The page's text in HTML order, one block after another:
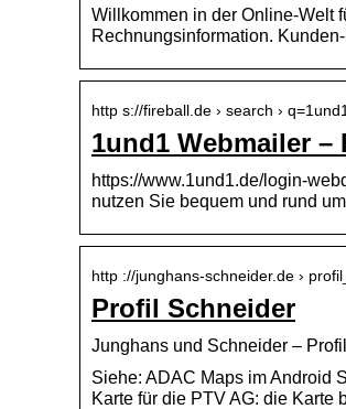
Willkommen in der Online-Welt
Rechnungsinformation.
http s://fireball.de › search ›
1und1 Webmailer –
https://www.1und1.de/login-
nutzen Sie bequem und rund
http ://junghans-schneider.de ›
Profil Schneider
Junghans und Schneider –
Siehe: ADAC Maps im Android
Karte für die PTV AG: die Karte